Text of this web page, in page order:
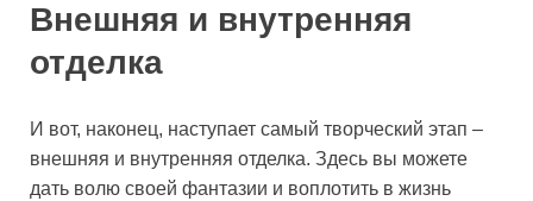
Внешняя и внутренняя
отделка
И вот, наконец, наступает самый творческий этап –
внешняя и внутренняя отделка. Здесь вы можете
дать волю своей фантазии и воплотить в жизнь